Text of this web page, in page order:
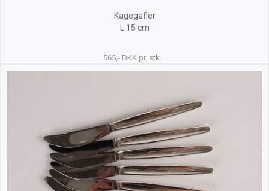
Kagegafler
L 15 cm
565,- DKK pr. stk.